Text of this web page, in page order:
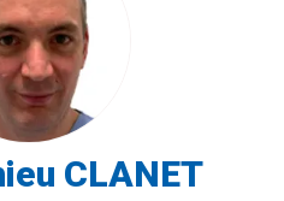
CLANET